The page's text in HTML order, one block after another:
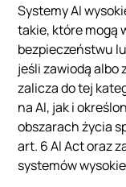
Systemy AI
takie, które mogą
bezpieczeństwu
jeśli zawiodą albo
zalicza do tej
na AI, jak i
obszarach życia
art. 6 AI Act oraz
systemów